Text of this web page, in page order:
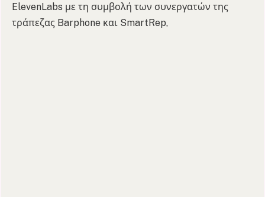
ElevenLabs με τη συμβολή των συνεργατών της
τράπεζας Barphone και SmartRep,